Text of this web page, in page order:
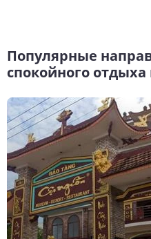
Популярные
спокойного